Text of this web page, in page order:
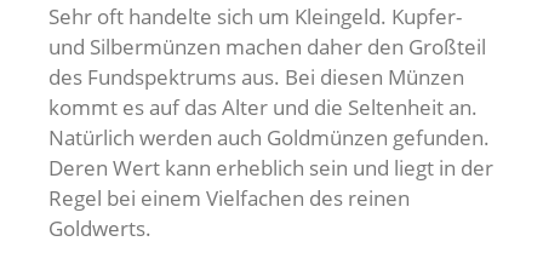
Sehr oft handelte sich um Kleingeld. Kupfer-
und Silbermünzen machen daher den Großteil
des Fundspektrums aus. Bei diesen Münzen
kommt es auf das Alter und die Seltenheit an.
Natürlich werden auch Goldmünzen gefunden.
Deren Wert kann erheblich sein und liegt in der
Regel bei einem Vielfachen des reinen
Goldwerts.